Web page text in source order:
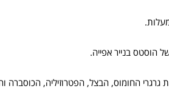
הוסטס בנייר אפייה.
גרגרי החומוס, הבצל, הפטרוזיליה,